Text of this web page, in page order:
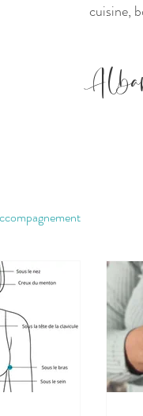
cuisine,
La Gazette du